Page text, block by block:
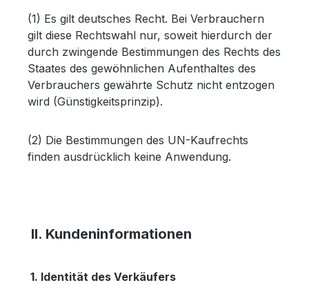
(1) Es gilt deutsches Recht. Bei Verbrauchern
gilt diese Rechtswahl nur, soweit hierdurch der
durch zwingende Bestimmungen des Rechts des
Staates des gewöhnlichen Aufenthaltes des
Verbrauchers gewährte Schutz nicht entzogen
wird (Günstigkeitsprinzip).
(2) Die Bestimmungen des UN-Kaufrechts
finden ausdrücklich keine Anwendung.
II. Kundeninformationen
1. Identität des Verkäufers